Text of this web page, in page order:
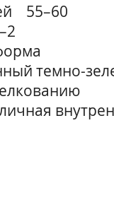
55–60
темно-